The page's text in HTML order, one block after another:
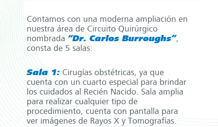
Contamos con una moderna ampliación en
nuestra área de Circuito Quirúrgico
nombrada “Dr. Carlos Burroughs”,
consta de 5 salas:
Sala 1: Cirugías obstétricas, ya que
cuenta con un cuarto especial para brindar
los cuidados al Recién Nacido. Sala amplia
para realizar cualquier tipo de
procedimiento, cuenta con pantalla para
ver imágenes de Rayos X y Tomografías.